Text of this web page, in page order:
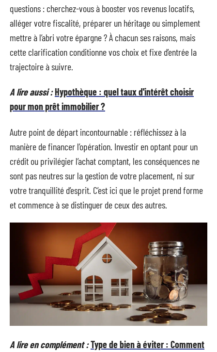
questions : cherchez-vous à booster vos revenus locatifs,
alléger votre fiscalité, préparer un héritage ou simplement
mettre à l’abri votre épargne ? À chacun ses raisons, mais
cette clarification conditionne vos choix et fixe d’entrée la
trajectoire à suivre.
A lire aussi :Hypothèque : quel taux d'intérêt choisir
pour mon prêt immobilier ?
Autre point de départ incontournable : réfléchissez à la
manière de financer l’opération. Investir en optant pour un
crédit ou privilégier l’achat comptant, les conséquences ne
sont pas neutres sur la gestion de votre placement, ni sur
votre tranquillité d’esprit. C’est ici que le projet prend forme
et commence à se distinguer de ceux des autres.
A lire en complément :Type de bien à éviter : Comment